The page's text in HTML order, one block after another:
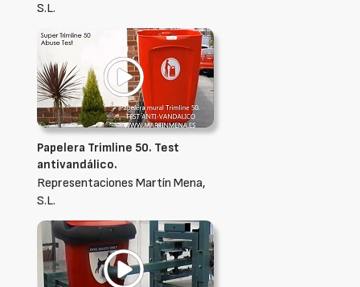
S.L.
Papelera Trimline 50. Test
antivandálico.
Representaciones Martín Mena,
S.L.